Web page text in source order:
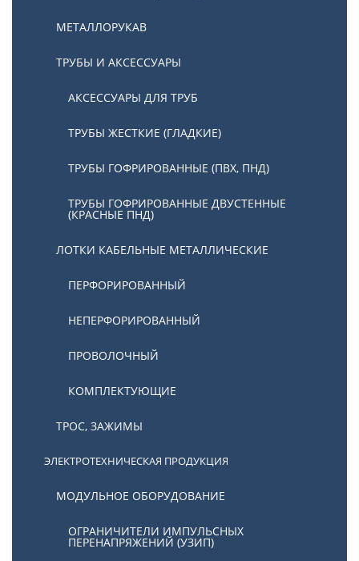
МЕТАЛЛОРУКАВ
ТРУБЫ И АКСЕССУАРЫ
АКСЕССУАРЫ ДЛЯ ТРУБ
ТРУБЫ ЖЕСТКИЕ (ГЛАДКИЕ)
ТРУБЫ ГОФРИРОВАННЫЕ (ПВХ, ПНД)
ТРУБЫ ГОФРИРОВАННЫЕ ДВУСТЕННЫЕ
(КРАСНЫЕ ПНД)
ЛОТКИ КАБЕЛЬНЫЕ МЕТАЛЛИЧЕСКИЕ
ПЕРФОРИРОВАННЫЙ
НЕПЕРФОРИРОВАННЫЙ
ПРОВОЛОЧНЫЙ
КОМПЛЕКТУЮЩИЕ
ТРОС, ЗАЖИМЫ
ЭЛЕКТРОТЕХНИЧЕСКАЯ ПРОДУКЦИЯ
МОДУЛЬНОЕ ОБОРУДОВАНИЕ
ОГРАНИЧИТЕЛИ ИМПУЛЬСНЫХ
ПЕРЕНАПРЯЖЕНИЙ (УЗИП)